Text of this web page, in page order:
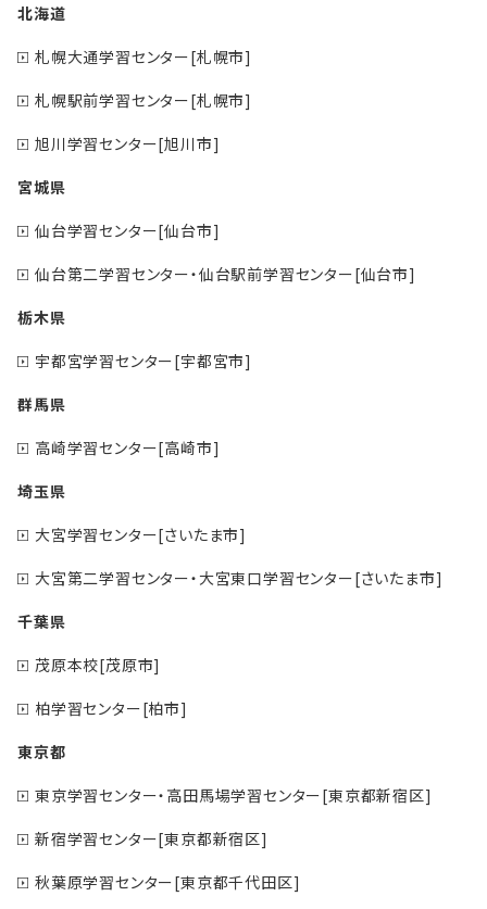
北海道
札幌大通学習センター[札幌市]
札幌駅前学習センター[札幌市]
旭川学習センター[旭川市]
宮城県
仙台学習センター[仙台市]
仙台第二学習センター・仙台駅前学習センター[仙台市]
栃木県
宇都宮学習センター[宇都宮市]
群馬県
高崎学習センター[高崎市]
埼玉県
大宮学習センター[さいたま市]
大宮第二学習センター・大宮東口学習センター[さいたま市]
千葉県
茂原本校[茂原市]
柏学習センター[柏市]
東京都
東京学習センター・高田馬場学習センター[東京都新宿区]
新宿学習センター[東京都新宿区]
秋葉原学習センター[東京都千代田区]